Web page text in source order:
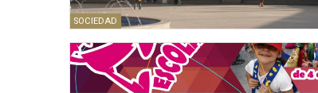
SOCIEDAD